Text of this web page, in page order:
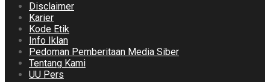
Disclaimer
Karier
Kode Etik
Info Iklan
Pedoman Pemberitaan Media Siber
Tentang Kami
UU Pers